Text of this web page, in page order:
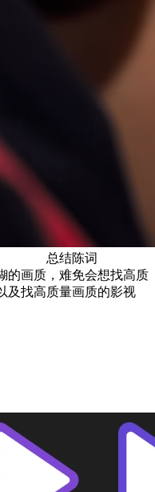
词
画质，难免会想找高质
及找高质量画质的影视